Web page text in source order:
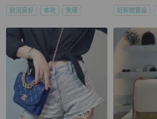
狀況良好 本地 免運 近新閒置品